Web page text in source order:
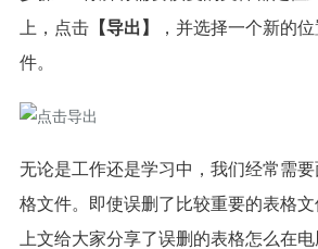
上，点击【导出】
，并选择一个新的
件。
无论是工作还是学习中，我们经常需
格文件。即使误删了比较重要的表格文
上文给大家分享了误删的表格怎么在